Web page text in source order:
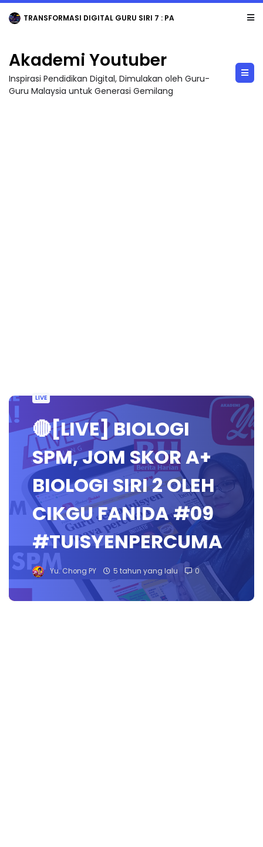
TRANSFORMASI DIGITAL GURU SIRI 7 : PAHLAWAN DIGITAL PENYELAMAT DUNIA
Akademi Youtuber
Inspirasi Pendidikan Digital, Dimulakan oleh Guru-
Guru Malaysia untuk Generasi Gemilang
LIVE
🔴[LIVE] BIOLOGI
SPM, JOM SKOR A+
BIOLOGI SIRI 2 OLEH
CIKGU FANIDA #09
#TUISYENPERCUMA
Yu. Chong PY 5 tahun yang lalu 0